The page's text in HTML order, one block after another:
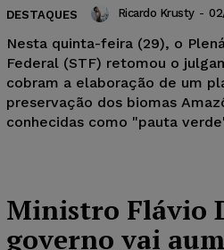
DESTAQUES Ricardo Krusty -
Nesta quinta-feira (29), o
Federal (STF) retomou o
cobram a elaboração de um
preservação dos biomas
conhecidas como "pauta
Ministro Flávio
governo vai